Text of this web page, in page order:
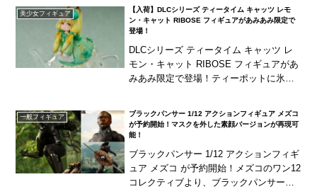
が長期延...
美少女フィギュア
【入荷】DLCシリーズ ティータイム キャッツ レモ
ン・キャット RIBOSE フィギュアがあみあみ限定で
登場！
DLCシリーズ ティータイム キャッツ レ
モン・キャット RIBOSE フィギュアがあ
みあみ限定で登場！ティーポットに氷パ
性が国...
一般フィギュア
ブラックパンサー 1/12 アクションフィギュア メズコ
が予約開始！マスクを外した素顔バージョンが再現可
能！
ブラックパンサー 1/12 アクションフィギ
ュア メズコ が予約開始！メズコのワン12
コレクティブより、ブラックパンサーが3